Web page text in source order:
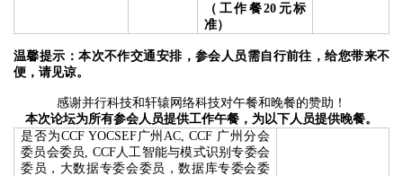
（工作餐20元标
准）
温馨提示：本次不作交通安排，参会人员需自行前往，给您带来不
便，请见谅。
感谢并行科技和轩辕网络科技对午餐和晚餐的赞助！
本次论坛为所有参会人员提供工作午餐，为以下人员提供晚餐。
是否为CCF YOCSEF广州AC, CCF 广州分会
委员会委员, CCF人工智能与模式识别专委会
委员，大数据专委会委员，数据库专委会委